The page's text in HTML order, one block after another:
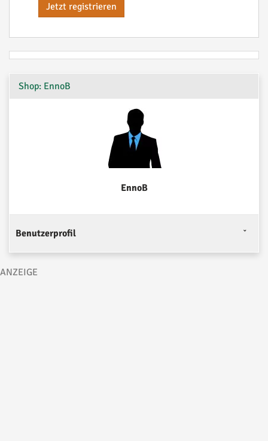
Jetzt registrieren
Shop: EnnoB
EnnoB
Benutzerprofil